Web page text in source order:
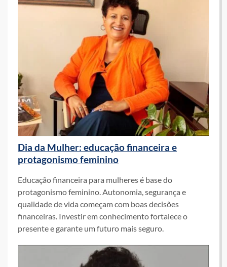
Dia da Mulher: educação financeira e
protagonismo feminino
Educação financeira para mulheres é base do
protagonismo feminino. Autonomia, segurança e
qualidade de vida começam com boas decisões
financeiras. Investir em conhecimento fortalece o
presente e garante um futuro mais seguro.